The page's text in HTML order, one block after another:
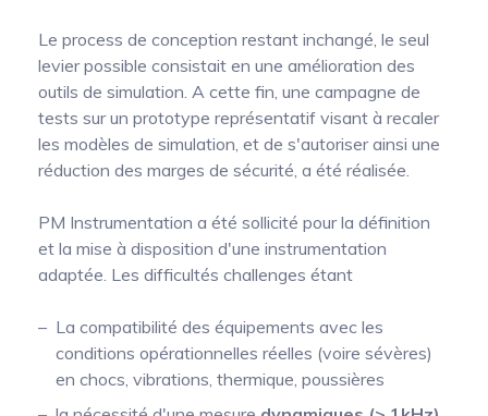
Le process de conception restant inchangé, le seul
levier possible consistait en une amélioration des
outils de simulation. A cette fin, une campagne de
tests sur un prototype représentatif visant à recaler
les modèles de simulation, et de s'autoriser ainsi une
réduction des marges de sécurité, a été réalisée.
PM Instrumentation a été sollicité pour la définition
et la mise à disposition d'une instrumentation
adaptée. Les difficultés challenges étant
La compatibilité des équipements avec les
conditions opérationnelles réelles (voire sévères)
en chocs, vibrations, thermique, poussières